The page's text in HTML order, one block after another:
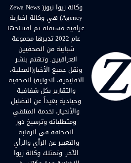
وكالة زيوا نيوز( Zewa News
Agency) هي وكالة اخبارية
عراقية مستقلة تم افتتاحها
عام 2022 تديرها مجموعة
شبابية من الصحفيين
العراقيين. وتهتم بنشر
ونقل جميع الأخبار(المحلية،
الاقليمية، الدولية) الصحفية
والتقارير بكل شفافية
وحيادية بعيداً عن التضليل
والأنحياز، لخدمة المتلقي
ومتطلباته وترسيخ دور
الصحافة في الرقابة
والتعبير عن الرأي والرأي
الآخر. وتمتلك وكالة زيوا